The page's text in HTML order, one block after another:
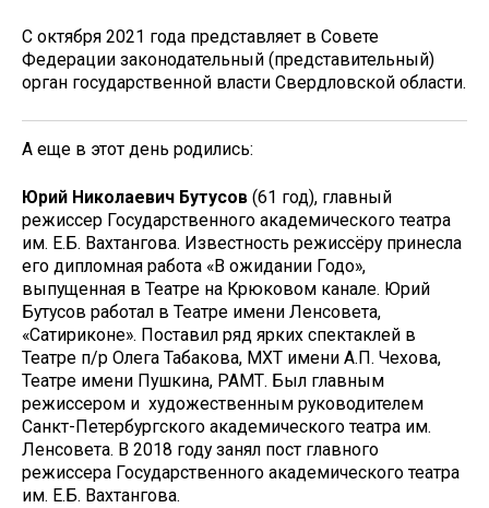
С октября 2021 года представляет в Совете
Федерации законодательный (представительный)
орган государственной власти Свердловской области.
А еще в этот день родились:
Юрий Николаевич Бутусов (61 год), главный
режиссер Государственного академического театра
им. Е.Б. Вахтангова. Известность режиссёру принесла
его дипломная работа «В ожидании Годо»,
выпущенная в Театре на Крюковом канале. Юрий
Бутусов работал в Театре имени Ленсовета,
«Сатириконе». Поставил ряд ярких спектаклей в
Театре п/р Олега Табакова, МХТ имени А.П. Чехова,
Театре имени Пушкина, РАМТ. Был главным
режиссером и художественным руководителем
Санкт-Петербургского академического театра им.
Ленсовета. В 2018 году занял пост главного
режиссера Государственного академического театра
им. Е.Б. Вахтангова.